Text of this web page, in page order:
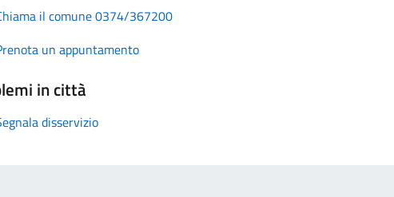
il comune 0374/367200
un appuntamento
in città
disservizio